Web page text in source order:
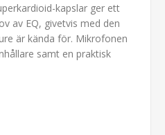
kapslar ger ett
av EQ, givetvis med den
är kända för. Mikrofonen
samt en praktisk